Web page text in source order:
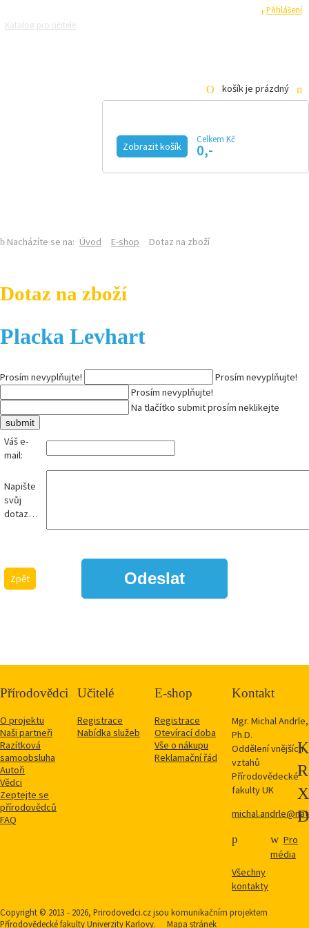
Přihlášení
Katalog pro učitele
košík je prázdný
Zobrazit košík
Celkem Kč
0,-
Nacházíte se na: Úvod E-shop Dotaz na zboží
Dotaz na zboží
Placka Levhart
Prosím nevyplňujte!
Prosím nevyplňujte!
Prosím nevyplňujte!
Na tlačítko submit prosím neklikejte
Váš e-
mail:
Napište
svůj
dotaz…
Zpět
Přírodovědci
O projektu
Naši partneři
Razítková
samoobsluha
Autoři
Vědci
Zeptejte se
přírodovědců
FAQ
Učitelé
Registrace
Nabídka služeb
E-shop
Registrace
Otevírací doba
Vše o nákupu
Reklamační řád
Kontakt
Mgr. Michal Andrle,
Ph.D.
Oddělení vnějších
vztahů
Přírodovědecké
fakulty UK
Všechny
kontakty
Pro
média
Copyright © 2013 - 2026, Prirodovedci.cz jsou komunikačním projektem
Přírodovědecké fakultyUniverzity Karlovy. Mapa stránek